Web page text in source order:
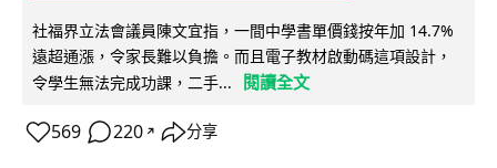
社福界立法會議員陳文宜指，一間中學書單價錢按年加 14.7%
遠超通漲，令家長難以負擔。而且電子教材啟動碼這項設計，
令學生無法完成功課，二手...
閱讀全文
569 220 ↗ 分享